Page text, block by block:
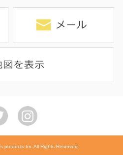
products Inc All Rights Reserved.